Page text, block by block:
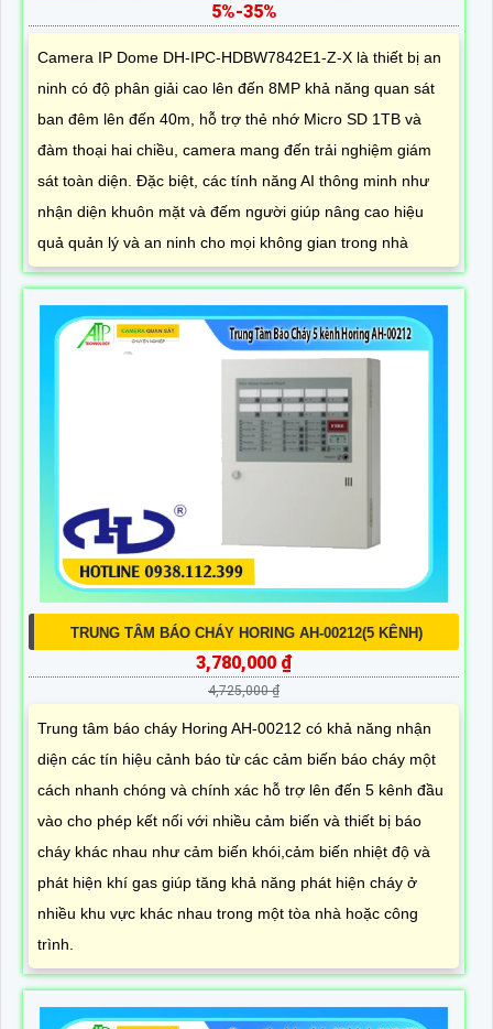
5%-35%
Camera IP Dome DH-IPC-HDBW7842E1-Z-X là thiết bị an
ninh có độ phân giải cao lên đến 8MP khả năng quan sát
ban đêm lên đến 40m, hỗ trợ thẻ nhớ Micro SD 1TB và
đàm thoại hai chiều, camera mang đến trải nghiệm giám
sát toàn diện. Đặc biệt, các tính năng AI thông minh như
nhận diện khuôn mặt và đếm người giúp nâng cao hiệu
quả quản lý và an ninh cho mọi không gian trong nhà
TRUNG TÂM BÁO CHÁY HORING AH-00212(5 KÊNH)
3,780,000 ₫
4,725,000 ₫
Trung tâm báo cháy Horing AH-00212 có khả năng nhận
diện các tín hiệu cảnh báo từ các cảm biến báo cháy một
cách nhanh chóng và chính xác hỗ trợ lên đến 5 kênh đầu
vào cho phép kết nối với nhiều cảm biến và thiết bị báo
cháy khác nhau như cảm biến khói,cảm biến nhiệt độ và
phát hiện khí gas giúp tăng khả năng phát hiện cháy ở
nhiều khu vực khác nhau trong một tòa nhà hoặc công
trình.